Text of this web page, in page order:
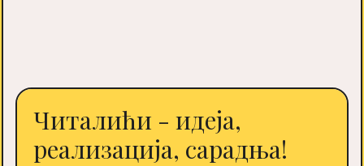
Читалићи - идеја,
реализација, сарадња!